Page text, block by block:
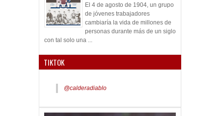
El 4 de agosto de 1904, un grupo
de jóvenes trabajadores
cambiaría la vida de millones de
personas durante más de un siglo
con tal solo una ...
TIKTOK
@calderadiablo